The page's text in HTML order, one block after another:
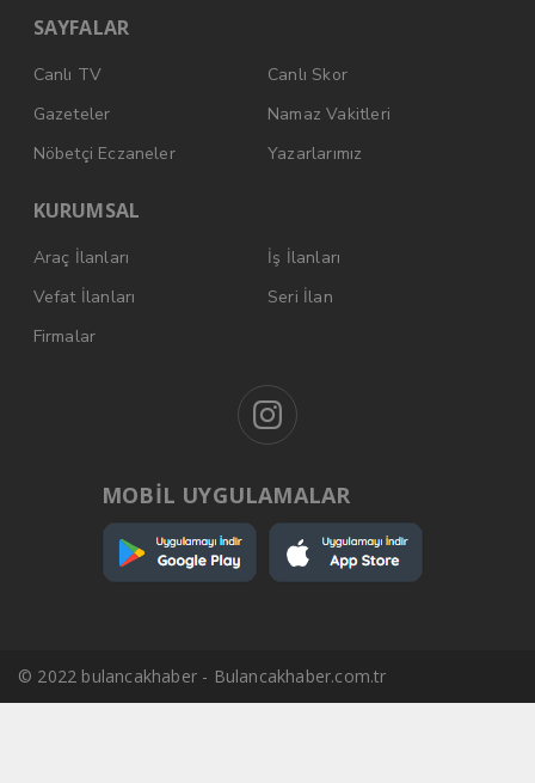
SAYFALAR
Canlı TV
Canlı Skor
Gazeteler
Namaz Vakitleri
Nöbetçi Eczaneler
Yazarlarımız
KURUMSAL
Araç İlanları
İş İlanları
Vefat İlanları
Seri İlan
Firmalar
MOBİL UYGULAMALAR
© 2022 bulancakhaber - Bulancakhaber.com.tr